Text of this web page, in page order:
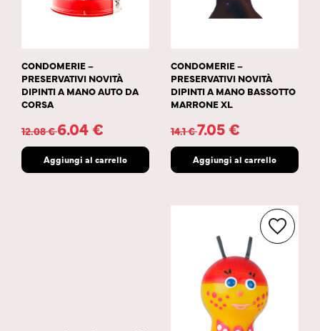
CONDOMERIE –
PRESERVATIVI NOVITÀ
DIPINTI A MANO AUTO DA
CORSA
12.08€ 6.04€
Aggiungi al carrello
CONDOMERIE –
PRESERVATIVI NOVITÀ
DIPINTI A MANO BASSOTTO
MARRONE XL
14.1€7.05€
Aggiungi al carrello